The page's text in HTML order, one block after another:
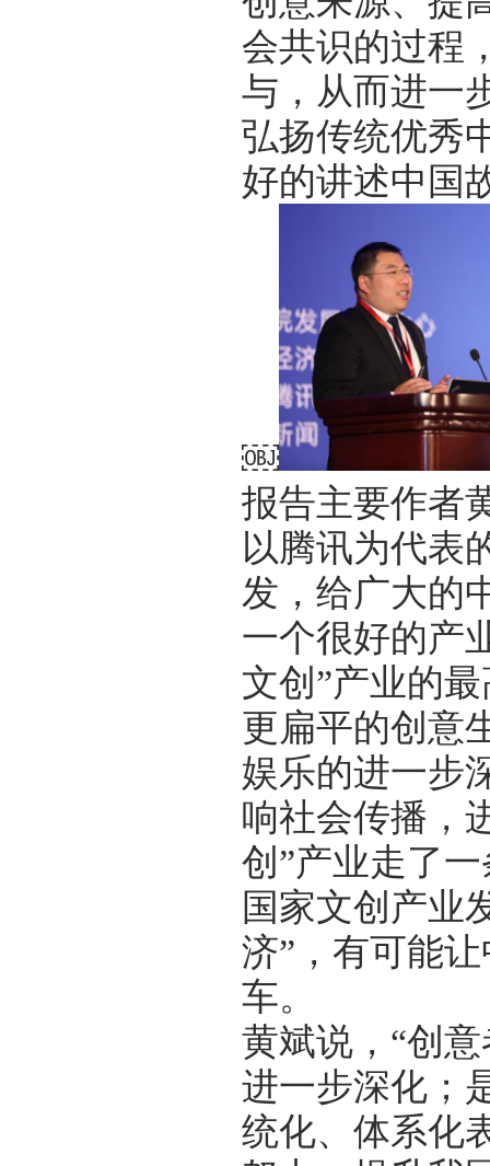
会共识的过程
与，从而进一
弘扬传统优秀
好的讲述中国
￼
报告主要作者
以腾讯为代表
发，给广大的
一个很好的产
文创”产业的
更扁平的创意
娱乐的进一步
响社会传播，
创”产业走了
国家文创产业
济”，有可能
车。
黄斌说，“创
进一步深化；
统化、体系化